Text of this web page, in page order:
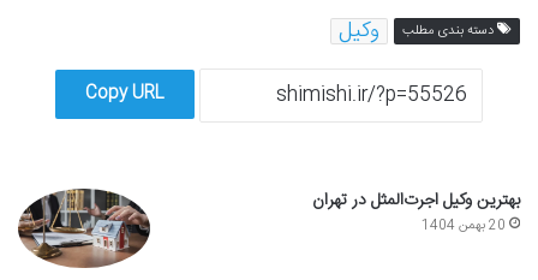
دسته بندی مطلب وکیل
Copy URL
بهترین وکیل اجرت‌المثل در تهران
20 بهمن 1404